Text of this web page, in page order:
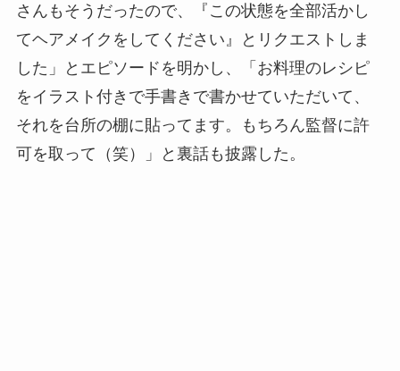
さんもそうだったので、『この状態を全部活かし
てヘアメイクをしてください』とリクエストしま
した」とエピソードを明かし、「お料理のレシピ
をイラスト付きで手書きで書かせていただいて、
それを台所の棚に貼ってます。もちろん監督に許
可を取って（笑）」と裏話も披露した。